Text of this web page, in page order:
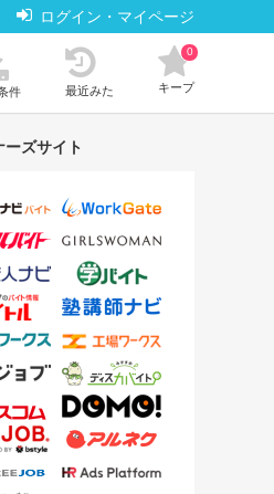
ログイン・マイページ
件 最近みた キープ
0
ーズサイト